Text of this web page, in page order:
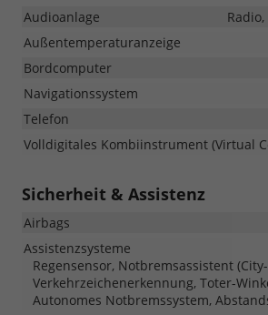
Audioanlage
Außentemperaturanzeige
Bordcomputer
Navigationssystem
Telefon
Volldigitales Kombiinstrument (Virtual
Sicherheit & Assistenz
Airbags
Assistenzsysteme
Regensensor, Notbremsassistent
Verkehrzeichenerkennung, Toter-
Autonomes Notbremssystem,